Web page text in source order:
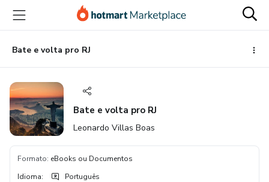
para
conteúdo
principal
para
pagamento
para
rodapé
Bate e volta pro RJ
Bate e volta pro RJ
Leonardo Villas Boas
Formato: eBooks ou Documentos
Idioma: Português